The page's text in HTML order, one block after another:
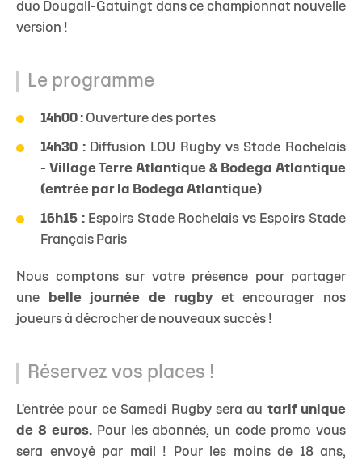
duo Dougall-Gatuingt dans ce championnat nouvelle
version !
Le programme
14h00 : Ouverture des portes
14h30 : Diffusion LOU Rugby vs Stade Rochelais
- Village Terre Atlantique & Bodega Atlantique
(entrée par la Bodega Atlantique)
16h15 : Espoirs Stade Rochelais vs Espoirs Stade
Français Paris
Nous comptons sur votre présence pour partager
une
belle journée de rugby et encourager nos
joueurs à décrocher de nouveaux succès !
Réservez vos places !
L'entrée pour ce Samedi Rugby sera au tarif unique
de 8 euros.Pour les abonnés, un code promo vous
sera envoyé par mail ! Pour les moins de 18 ans,